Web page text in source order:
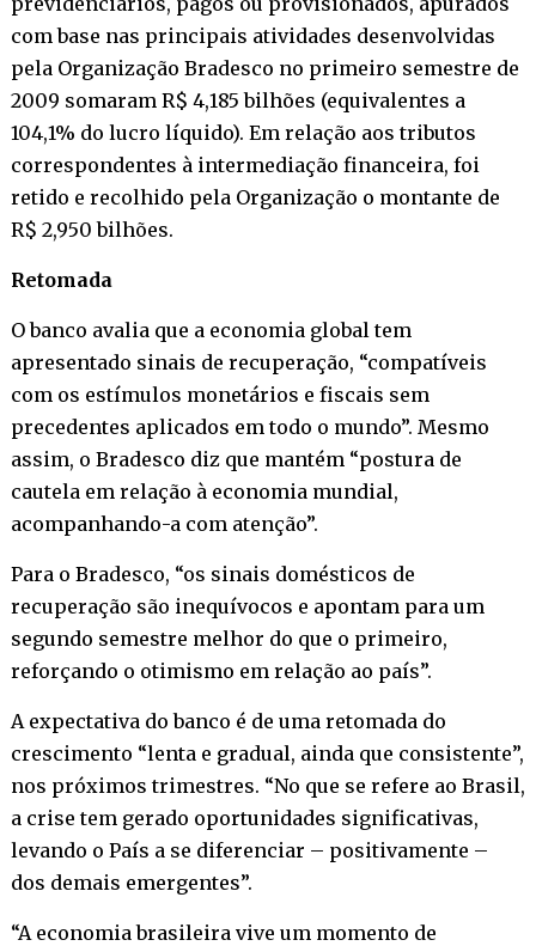
com base nas principais atividades desenvolvidas
pela Organização Bradesco no primeiro semestre de
2009 somaram R$ 4,185 bilhões (equivalentes a
104,1% do lucro líquido). Em relação aos tributos
correspondentes à intermediação financeira, foi
retido e recolhido pela Organização o montante de
R$ 2,950 bilhões.
Retomada
O banco avalia que a economia global tem
apresentado sinais de recuperação, “compatíveis
com os estímulos monetários e fiscais sem
precedentes aplicados em todo o mundo”. Mesmo
assim, o Bradesco diz que mantém “postura de
cautela em relação à economia mundial,
acompanhando-a com atenção”.
Para o Bradesco, “os sinais domésticos de
recuperação são inequívocos e apontam para um
segundo semestre melhor do que o primeiro,
reforçando o otimismo em relação ao país”.
A expectativa do banco é de uma retomada do
crescimento “lenta e gradual, ainda que consistente”,
nos próximos trimestres. “No que se refere ao Brasil,
a crise tem gerado oportunidades significativas,
levando o País a se diferenciar – positivamente –
dos demais emergentes”.
“A economia brasileira vive um momento de